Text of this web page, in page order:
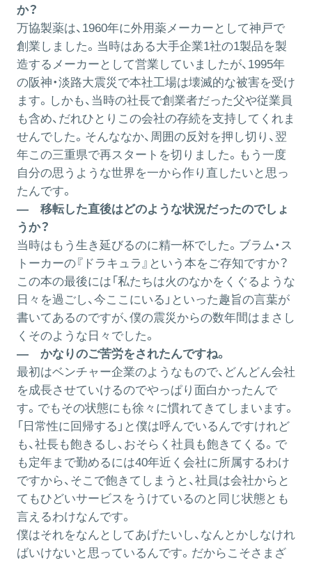
か？
万協製薬は、1960年に外用薬メーカーとして神戸で
創業しました。当時はある大手企業1社の1製品を製
造するメーカーとして営業していましたが、1995年
の阪神・淡路大震災で本社工場は壊滅的な被害を受け
ます。しかも、当時の社長で創業者だった父や従業員
も含め、だれひとりこの会社の存続を支持してくれま
せんでした。そんななか、周囲の反対を押し切り、翌
年この三重県で再スタートを切りました。もう一度
自分の思うような世界を一から作り直したいと思っ
たんです。
― 移転した直後はどのような状況だったのでしょ
うか？
当時はもう生き延びるのに精一杯でした。ブラム・ス
トーカーの『ドラキュラ』という本をご存知ですか？
この本の最後には「私たちは火のなかをくぐるような
日々を過ごし、今ここにいる」といった趣旨の言葉が
書いてあるのですが、僕の震災からの数年間はまさし
くそのような日々でした。
― かなりのご苦労をされたんですね。
最初はベンチャー企業のようなもので、どんどん会社
を成長させていけるのでやっぱり面白かったんで
す。でもその状態にも徐々に慣れてきてしまいます。
「日常性に回帰する」と僕は呼んでいるんですけれど
も、社長も飽きるし、おそらく社員も飽きてくる。で
も定年まで勤めるには40年近く会社に所属するわけ
ですから、そこで飽きてしまうと、社員は会社からと
てもひどいサービスをうけているのと同じ状態とも
言えるわけなんです。
僕はそれをなんとしてあげたいし、なんとかしなけれ
ばいけないと思っているんです。だからこそさまざ